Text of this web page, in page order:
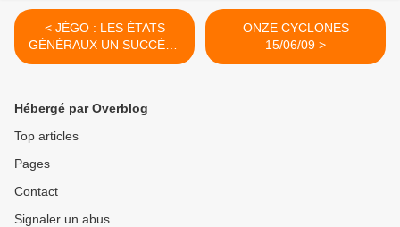
< JÉGO : LES ÉTATS
GÉNÉRAUX UN SUCCÈS -
15/06/09
ONZE CYCLONES
15/06/09 >
Hébergé par Overblog
Top articles
Pages
Contact
Signaler un abus